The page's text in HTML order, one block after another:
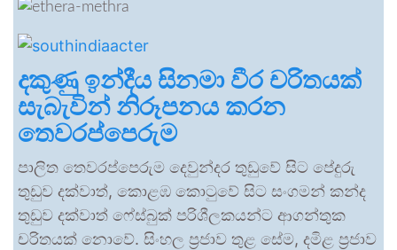
දකුණු ඉන්දීය සිනමා වීර චරිතයක්
සැබැවින් නිරූපනය කරන
තෙවරප්පෙරුම
පාලිත තෙවරප්පෙරුම දෙවුන්දර තුඩුවේ සිට පේදුරු
තුඩුව දක්වාත්, කොළඹ කොටුවේ සිට සංගමන් කන්ද
තුඩුව දක්වාත් ෆේස්බුක් පරිශීලකයන්ට ආගන්තුක
චරිතයක් නොවේ. සිංහල ප්‍රජාව තුළ සේම, දමිළ ප්‍රජාව